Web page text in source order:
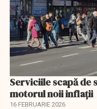
Serviciile scapă de
motorul noii inflații
16 FEBRUARIE 2026